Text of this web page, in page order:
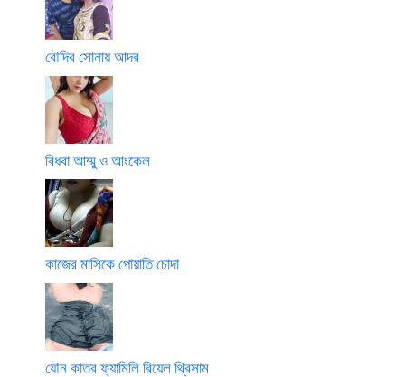
বৌদির সোনায় আদর
বিধবা আম্মু ও আংকেল
কাজের মাসিকে পোয়াতি চোদা
যৌন কাতর ফ্যামিলি রিয়েল থ্রিসাম